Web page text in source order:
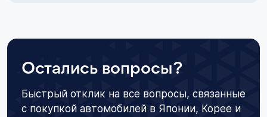
Остались вопросы?
Быстрый отклик на все вопросы, связанные
с покупкой автомобилей в Японии, Корее и